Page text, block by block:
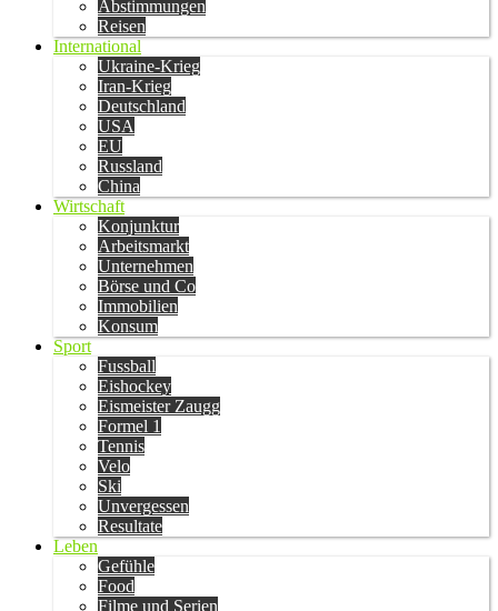
Abstimmungen
Reisen
International
Ukraine-Krieg
Iran-Krieg
Deutschland
USA
EU
Russland
China
Wirtschaft
Konjunktur
Arbeitsmarkt
Unternehmen
Börse und Co
Immobilien
Konsum
Sport
Fussball
Eishockey
Eismeister Zaugg
Formel 1
Tennis
Velo
Ski
Unvergessen
Resultate
Leben
Gefühle
Food
Filme und Serien